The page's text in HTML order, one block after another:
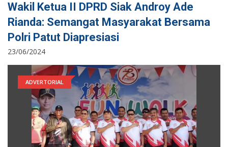
Wakil Ketua II DPRD Siak Androy Ade
Rianda: Semangat Masyarakat Bersama
Polri Patut Diapresiasi
23/06/2024
ADVERTORIAL